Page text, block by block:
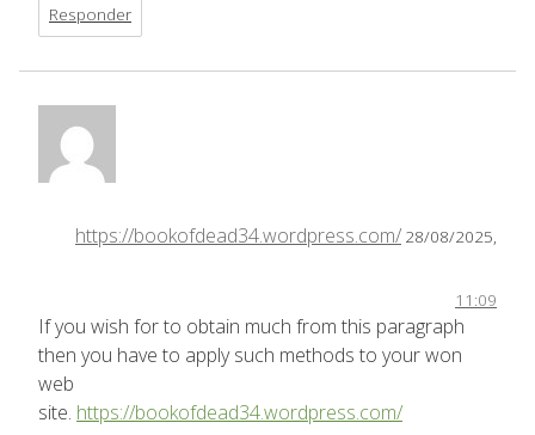
Responder
https://bookofdead34.wordpress.com/ 28/08/2025,
11:09
If you wish for to obtain much from this paragraph
then you have to apply such methods to your won
web
site. https://bookofdead34.wordpress.com/